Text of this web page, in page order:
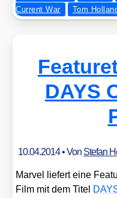
Current War
Tom
DAYS
10.04.2014• Von Stefan
Mar­vel lie­fert eine
Film mit dem Titel